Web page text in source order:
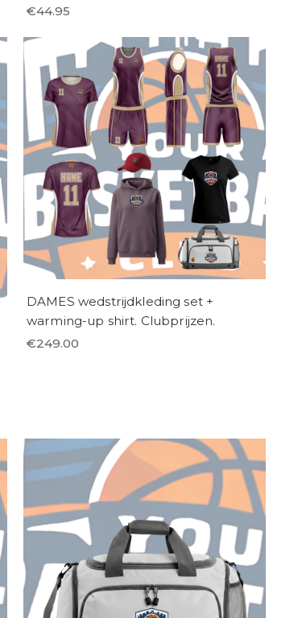
€44.95
DAMES wedstrijdkleding set +
warming-up shirt. Clubprijzen.
€249.00